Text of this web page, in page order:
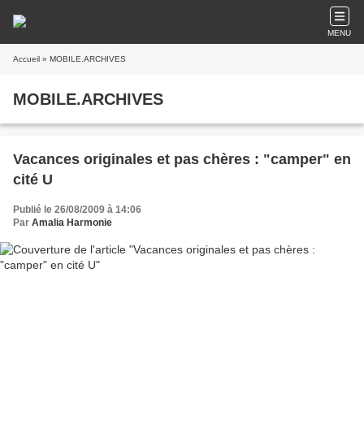
MENU
Accueil » MOBILE.ARCHIVES
MOBILE.ARCHIVES
Vacances originales et pas chères : "camper" en
cité U
Publié le 26/08/2009 à 14:06
Par Amalia Harmonie